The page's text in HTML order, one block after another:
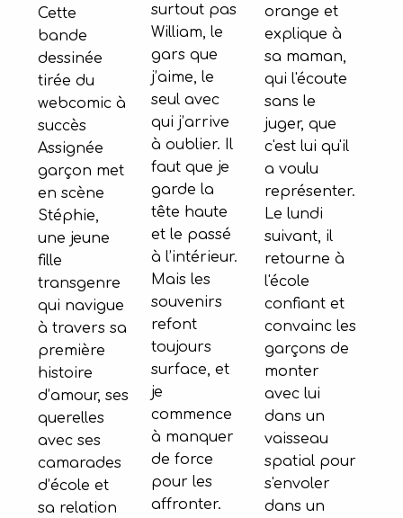
surtout pas
William, le
gars que
j’aime, le
seul avec
qui j’arrive
à oublier. Il
faut que je
garde la
tête haute
et le passé
à l’intérieur.
Mais les
souvenirs
refont
toujours
surface, et
je
commence
à manquer
de force
pour les
affronter.
Cette
bande
dessinée
tirée du
webcomic à
succès
Assignée
garçon met
en scène
Stéphie,
une jeune
fille
transgenre
qui navigue
à travers sa
première
histoire
d’amour, ses
querelles
avec ses
camarades
d’école et
sa relation
orange et
explique à
sa maman,
qui l'écoute
sans le
juger, que
c'est lui qu'il
a voulu
représenter.
Le lundi
suivant, il
retourne à
l'école
confiant et
convainc les
garçons de
monter
avec lui
dans un
vaisseau
spatial pour
s'envoler
dans un